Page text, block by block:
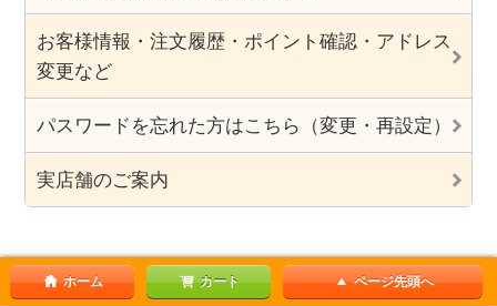
お客様情報・注文履歴・ポイント確認・アドレス
変更など
パスワードを忘れた方はこちら（変更・再設定）
実店舗のご案内
ホーム カート ページ先頭へ